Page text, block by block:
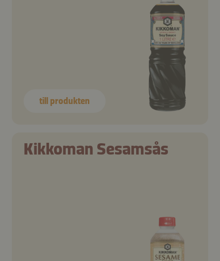
till produkten
Kikkoman Sesamsås